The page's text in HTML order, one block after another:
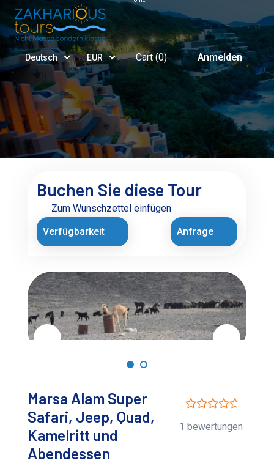
Deutsch EUR Cart (0) Anmelden
Marsa Alam Super
Safari, Jeep, Quad,
Kamelritt und
Abendessen
1 bewertungen
Buchen Sie diese Tour
Zum Wunschzettel einfügen
Verfügbarkeit
Anfrage